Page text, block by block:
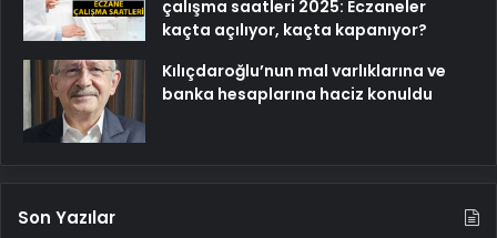
çalışma saatleri 2025: Eczaneler
kaçta açılıyor, kaçta kapanıyor?
Kılıçdaroğlu’nun mal varlıklarına ve
banka hesaplarına haciz konuldu
Son Yazılar